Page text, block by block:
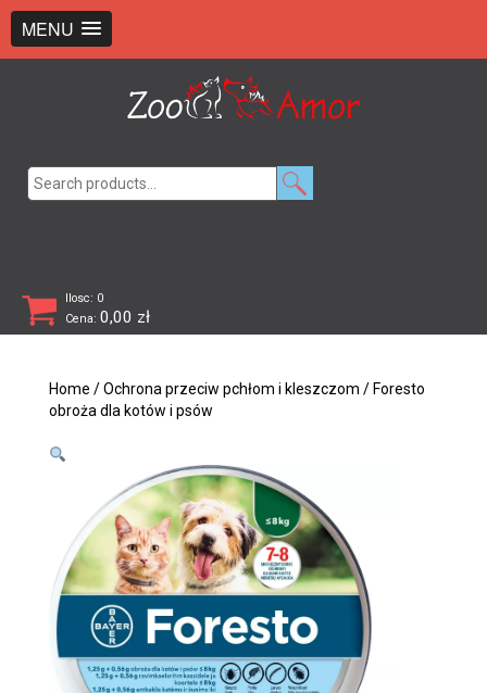
MENU
Ilosc: 0
Cena: 0,00 zł
Home /Ochrona przeciw pchłom i kleszczom / Foresto
obroża dla kotów i psów